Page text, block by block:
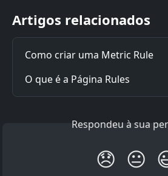
Artigos relacionados
Como criar uma Metric Rule
O que é a Página Rules
Respondeu à sua
😞 😐